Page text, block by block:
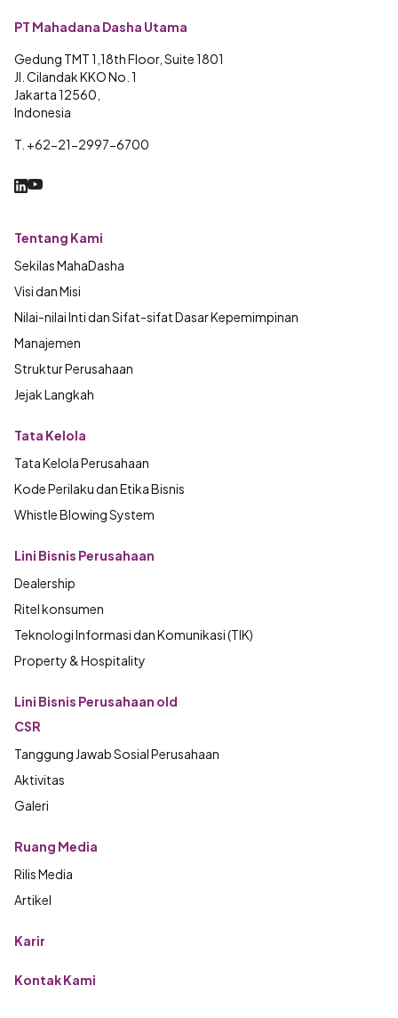
PT Mahadana Dasha Utama
Gedung TMT 1,18th Floor, Suite 1801
Jl. Cilandak KKO No. 1
Jakarta 12560,
Indonesia
T. +62-21-2997-6700
Tentang Kami
Sekilas MahaDasha
Visi dan Misi
Nilai-nilai Inti dan Sifat-sifat Dasar Kepemimpinan
Manajemen
Struktur Perusahaan
Jejak Langkah
Tata Kelola
Tata Kelola Perusahaan
Kode Perilaku dan Etika Bisnis
Whistle Blowing System
Lini Bisnis Perusahaan
Dealership
Ritel konsumen
Teknologi Informasi dan Komunikasi (TIK)
Property & Hospitality
Lini Bisnis Perusahaan old
CSR
Tanggung Jawab Sosial Perusahaan
Aktivitas
Galeri
Ruang Media
Rilis Media
Artikel
Karir
Kontak Kami